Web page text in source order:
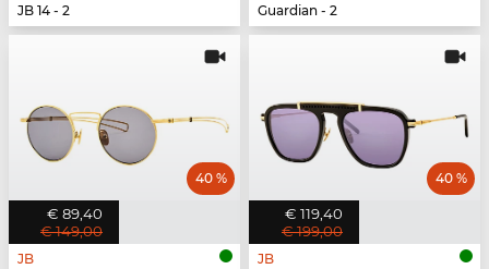
JB 14 - 2
Guardian - 2
€ 89,40
€ 149,00
40 %
JB
€ 119,40
€ 199,00
40 %
JB